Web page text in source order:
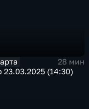
28 мин
23.03.2025 (14:30)